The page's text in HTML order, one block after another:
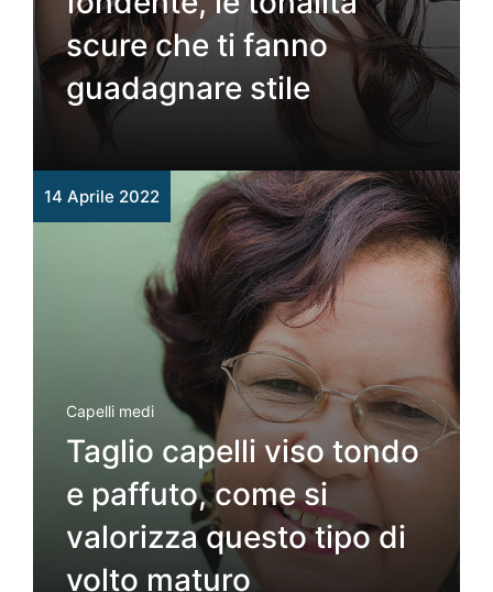
scure che ti fanno
guadagnare stile
14 Aprile 2022
Capelli medi
Taglio capelli viso tondo
e paffuto, come si
valorizza questo tipo di
volto maturo